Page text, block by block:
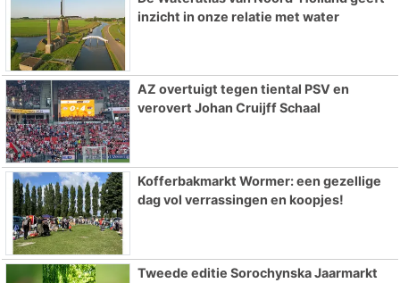
inzicht in onze relatie met water
AZ overtuigt tegen tiental PSV en
verovert Johan Cruijff Schaal
Kofferbakmarkt Wormer: een gezellige
dag vol verrassingen en koopjes!
Tweede editie Sorochynska Jaarmarkt